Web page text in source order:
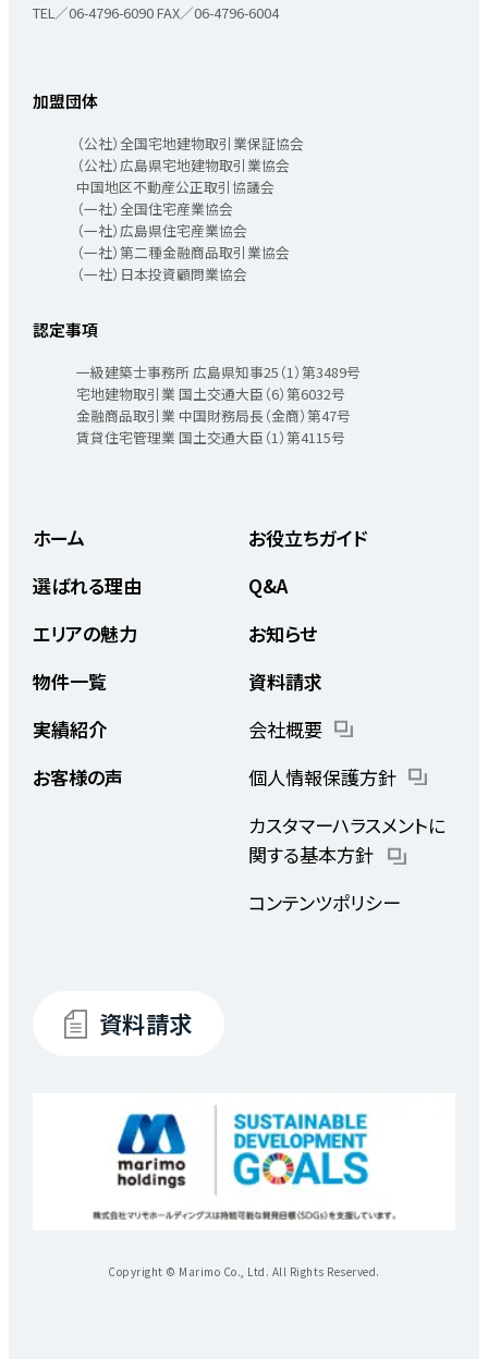
TEL／06-4796-6090FAX／06-4796-6004
加盟団体
（公社）全国宅地建物取引業保証協会
（公社）広島県宅地建物取引業協会
中国地区不動産公正取引協議会
（一社）全国住宅産業協会
（一社）広島県住宅産業協会
（一社）第二種金融商品取引業協会
（一社）日本投資顧問業協会
認定事項
一級建築士事務所 広島県知事25（1）第3489号
宅地建物取引業 国土交通大臣（6）第6032号
金融商品取引業 中国財務局長（金商）第47号
賃貸住宅管理業 国土交通大臣（1）第4115号
ホーム
選ばれる理由
エリアの魅力
物件一覧
実績紹介
お客様の声
お役立ちガイド
Q&A
お知らせ
資料請求
会社概要
個人情報保護方針
カスタマーハラスメントに
関する基本方針
コンテンツポリシー
資料請求
Copyright © Marimo Co., Ltd. All Rights Reserved.